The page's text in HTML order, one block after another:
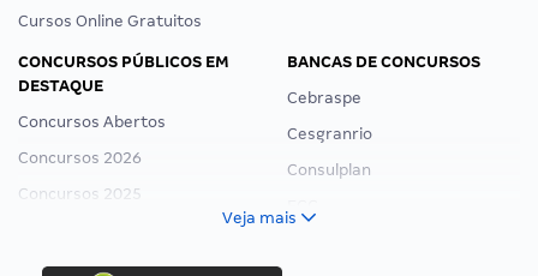
Cursos Online Gratuitos
CONCURSOS PÚBLICOS EM
DESTAQUE
Concursos Abertos
Concursos 2026
Concursos 2025
Concurso Ibama
BANCAS DE CONCURSOS
Cebraspe
Cesgranrio
Consulplan
Veja mais